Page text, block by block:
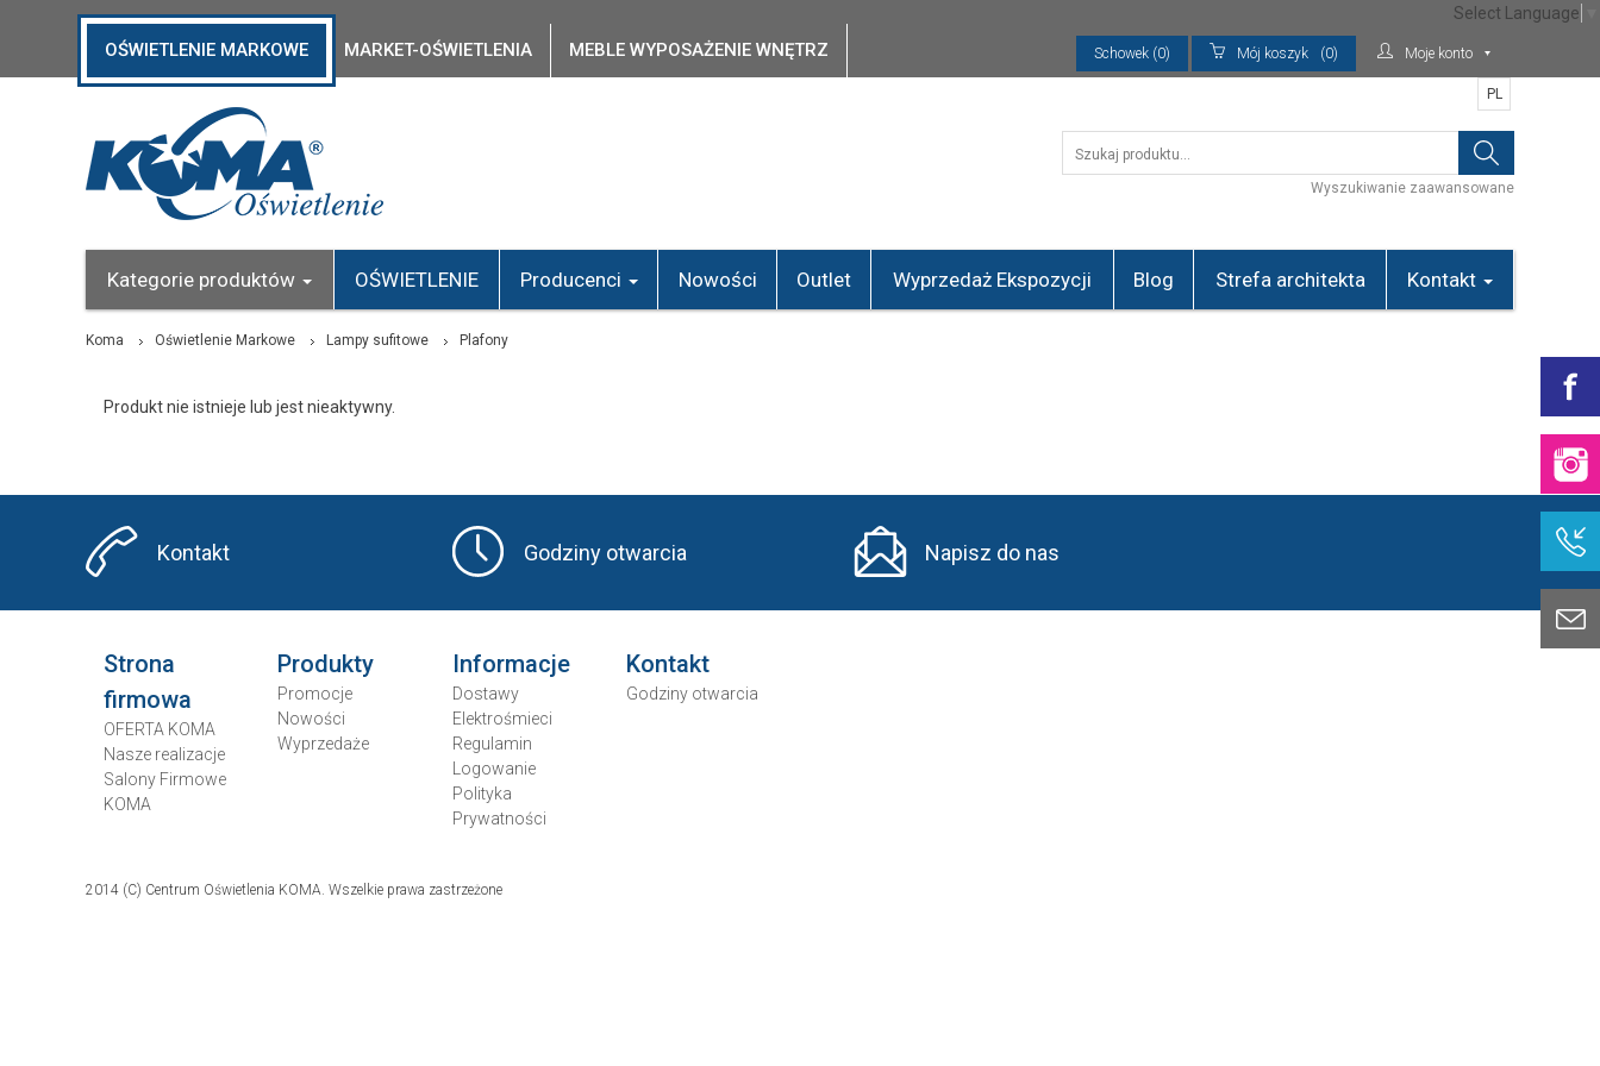
OŚWIETLENIE MARKOWE MARKET-OŚWIETLENIA MEBLE WYPOSAŻENIE WNĘTRZ Schowek (0) Mój koszyk (0) Moje konto
Wyszukiwanie zaawansowane
PL
Kategorie produktów OŚWIETLENIE Producenci Nowości Outlet Wyprzedaż Ekspozycji Blog Strefa architekta Kontakt
Koma Oświetlenie Markowe Lampy sufitowe Plafony
Produkt nie istnieje lub jest nieaktywny.
Kontakt Godziny otwarcia Napisz do nas
Strona
firmowa
OFERTA KOMA
Nasze realizacje
Salony Firmowe
KOMA
Produkty
Promocje
Nowości
Wyprzedaże
Informacje
Dostawy
Elektrośmieci
Regulamin
Logowanie
Polityka
Prywatności
Kontakt
Godziny otwarcia
2014 (C) Centrum Oświetlenia KOMA. Wszelkie prawa zastrzeżone
Select Language